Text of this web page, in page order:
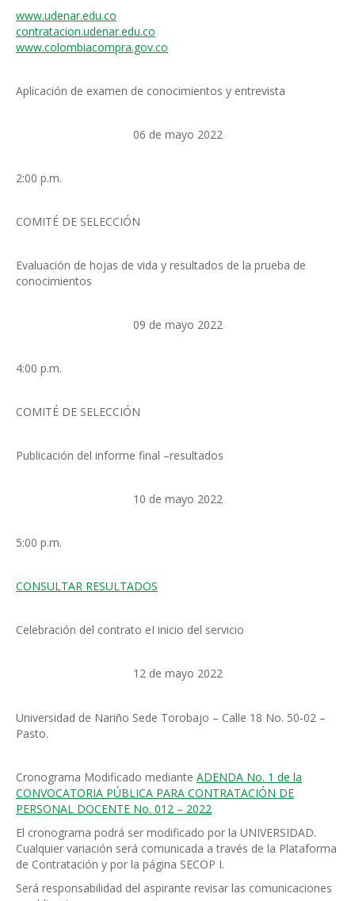
www.udenar.edu.co
contratacion.udenar.edu.co
www.colombiacompra.gov.co
Aplicación de examen de conocimientos y entrevista
06 de mayo 2022
2:00 p.m.
COMITÉ DE SELECCIÓN
Evaluación de hojas de vida y resultados de la prueba de
conocimientos
09 de mayo 2022
4:00 p.m.
COMITÉ DE SELECCIÓN
Publicación del informe final –resultados
10 de mayo 2022
5:00 p.m.
CONSULTAR RESULTADOS
Celebración del contrato eI inicio del servicio
12 de mayo 2022
Universidad de Nariño Sede Torobajo – Calle 18 No. 50-02 –
Pasto.
Cronograma Modificado mediante ADENDA No. 1 de la
CONVOCATORIA PÚBLICA PARA CONTRATACIÓN DE
PERSONAL DOCENTE No. 012 – 2022
El cronograma podrá ser modificado por la UNIVERSIDAD.
Cualquier variación será comunicada a través de la Plataforma
de Contratación y por la página SECOP I.
Será responsabilidad del aspirante revisar las comunicaciones